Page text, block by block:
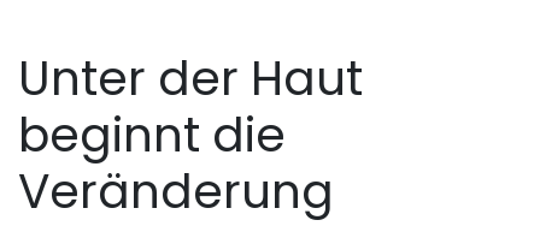
Unter der Haut
beginnt die
Veränderung